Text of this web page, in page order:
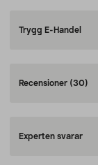
Trygg E-Handel
Recensioner (30)
Experten svarar